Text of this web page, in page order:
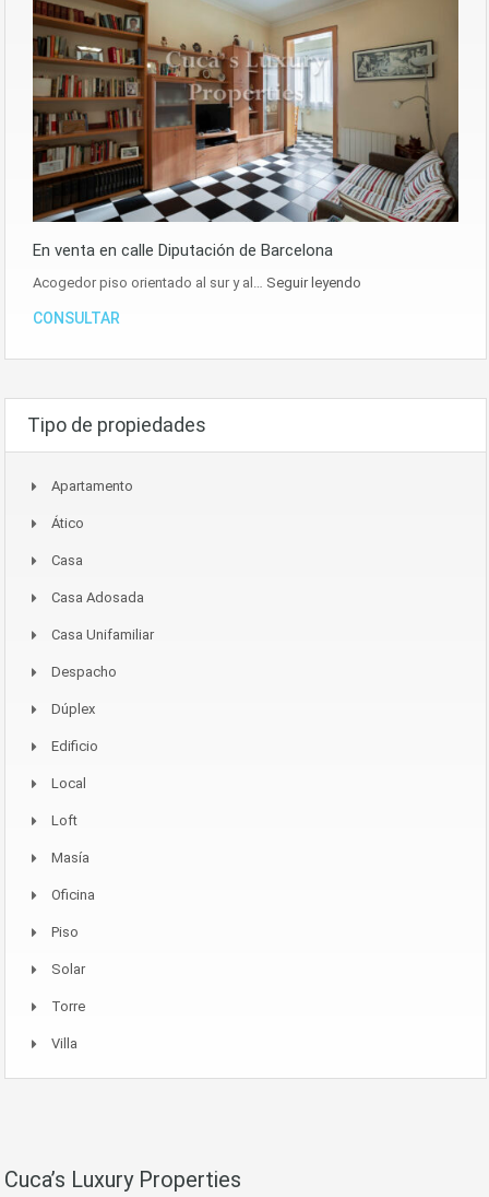
En venta en calle Diputación de Barcelona
Acogedor piso orientado al sur y al… Seguir leyendo
CONSULTAR
Tipo de propiedades
Apartamento
Ático
Casa
Casa Adosada
Casa Unifamiliar
Despacho
Dúplex
Edificio
Local
Loft
Masía
Oficina
Piso
Solar
Torre
Villa
Cuca’s Luxury Properties